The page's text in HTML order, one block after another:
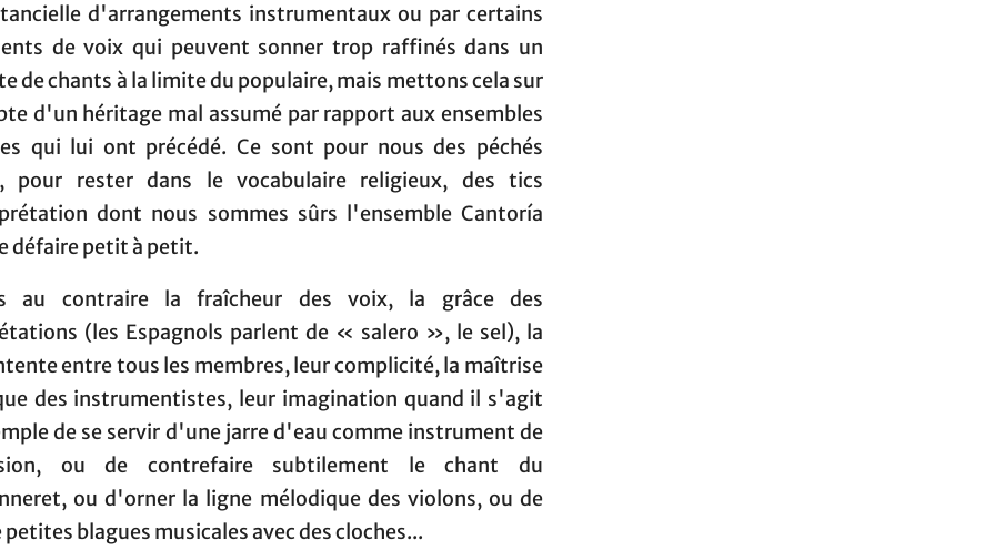
d'arrangements instrumentaux ou par certains
de voix qui peuvent sonner trop raffinés dans un
de chants à la limite du populaire, mais mettons cela sur
d'un héritage mal assumé par rapport aux ensembles
qui lui ont précédé. Ce sont pour nous des péchés
pour rester dans le vocabulaire religieux, des tics
dont nous sommes sûrs l'ensemble Cantoría
défaire petit à petit.
au contraire la fraîcheur des voix, la grâce des
(les Espagnols parlent de « salero », le sel), la
entre tous les membres, leur complicité, la maîtrise
des instrumentistes, leur imagination quand il s'agit
de se servir d'une jarre d'eau comme instrument de
ou de contrefaire subtilement le chant du
ou d'orner la ligne mélodique des violons, ou de
petites blagues musicales avec des cloches...